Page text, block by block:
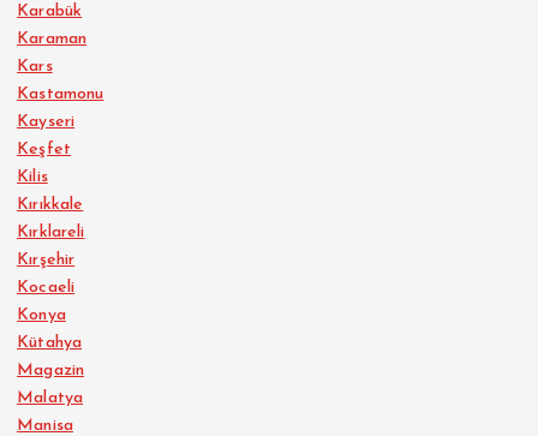
Karabük
Karaman
Kars
Kastamonu
Kayseri
Keşfet
Kilis
Kırıkkale
Kırklareli
Kırşehir
Kocaeli
Konya
Kütahya
Magazin
Malatya
Manisa